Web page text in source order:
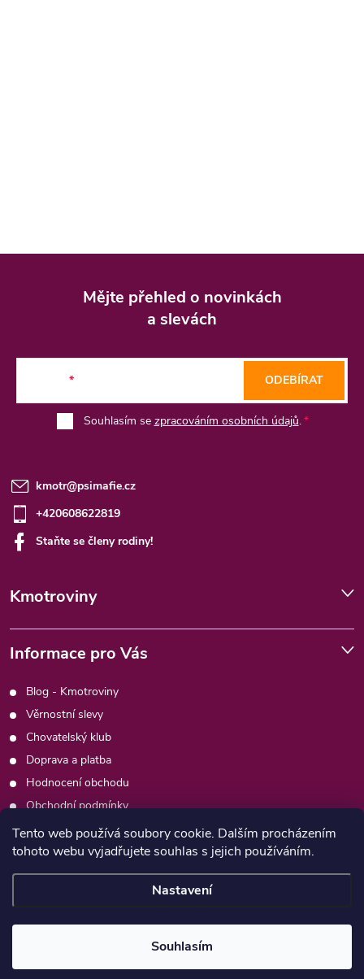
Tento web používá soubory cookie. Dalším procházením
tohoto webu vyjadřujete souhlas s jejich používáním.
Nastavení
Souhlasím
Mějte přehled o novinkách
a slevách
Souhlasím se zpracováním osobních údajů.
ODEBÍRAT
kmotr@psimafie.cz
+420608622819
Staňte se členy rodiny!
Kmotroviny
Informace pro Vás
Blog - Kmotroviny
Věrnostní slevy
Chovatelský klub
Doprava a platba
Hodnocení obchodu
Obchodní podmínky
Podmínky ochrany osobních údajů
Kontakty
Moje objednávka
Copyright 2026Psimafie.cz. Všechna práva vyhrazena.